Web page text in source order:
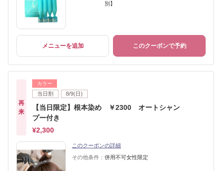
別】
メニューを追加 このクーポンで予約
再
来
カラー
当日割 8/9(日)
【当日限定】根本染め ￥2300 オートシャン
プー付き
¥2,300
このクーポンの詳細
その他条件： 併用不可女性限定